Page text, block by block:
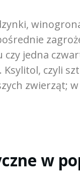
czy jedna
Ksylitol, czyli
zwierząt;
w